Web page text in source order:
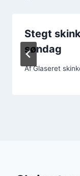
Stegt
søndag
AfGlaseret